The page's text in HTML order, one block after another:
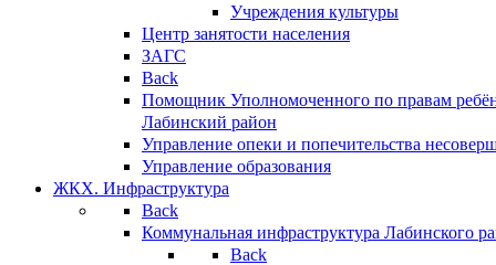
Учреждения культуры
Центр занятости населения
ЗАГС
Back
Помощник Уполномоченного по правам
Лабинский район
Управление опеки и попечительства
Управление образования
ЖКХ. Инфраструктура
Back
Коммунальная инфраструктура Лабинского
Back